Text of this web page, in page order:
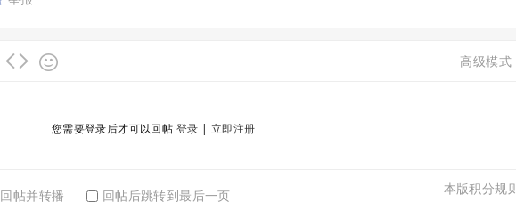
高级模式
您需要登录后才可以回帖 登录 | 立即注册
本版积分规
回帖并转播 回帖后跳转到最后一页